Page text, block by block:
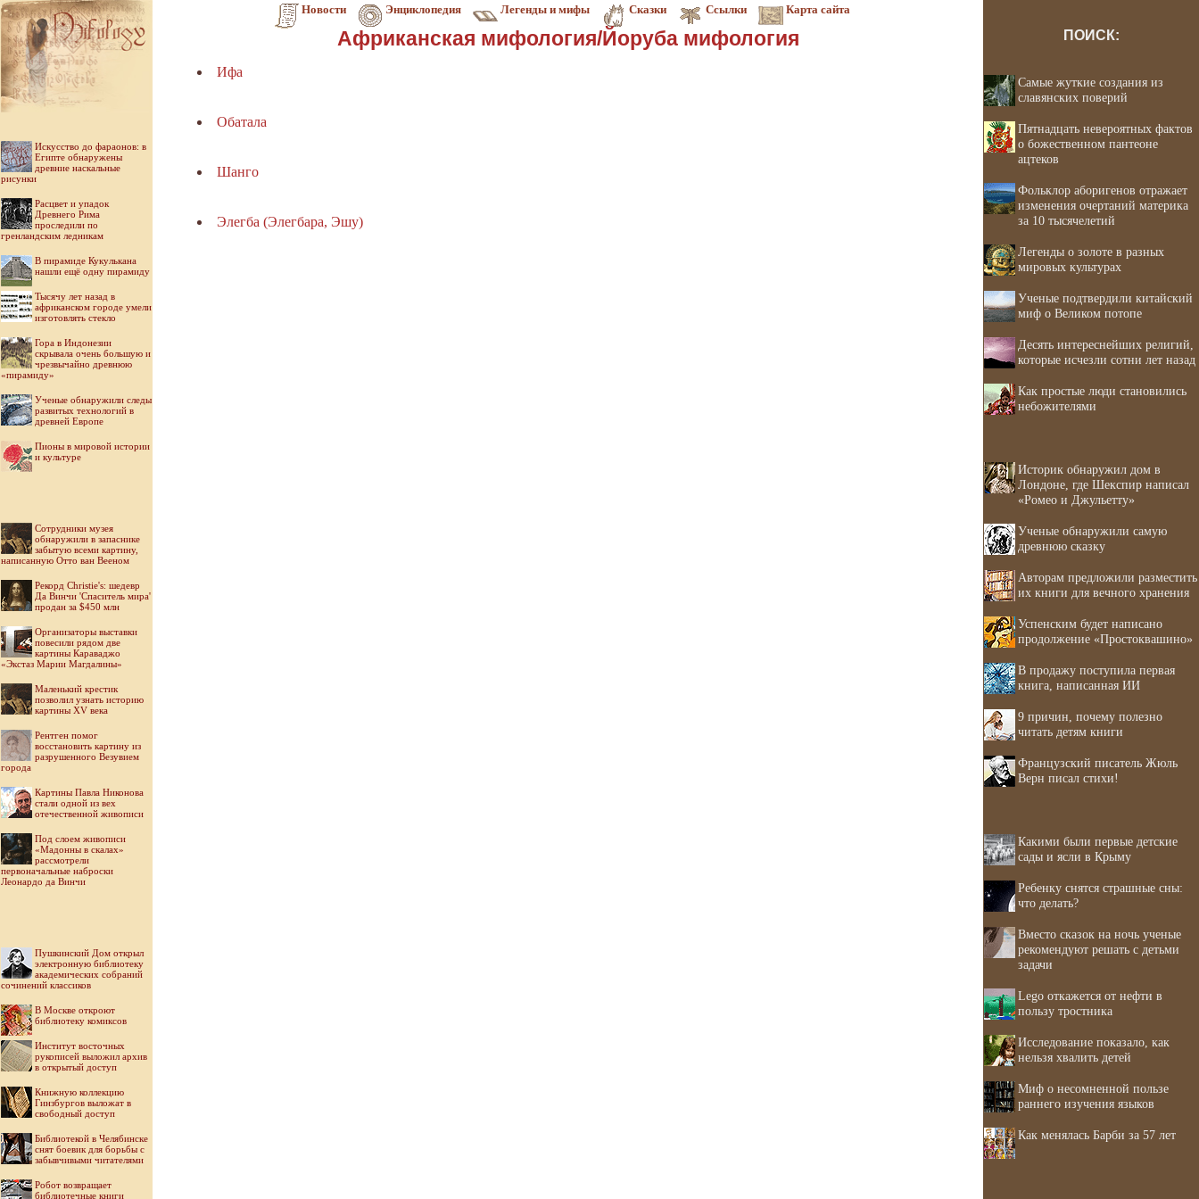
Новости Энциклопедия Легенды и мифы Сказки Ссылки Карта сайта
Искусство до фараонов: в
Египте обнаружены
древние наскальные
рисунки
Расцвет и упадок
Древнего Рима
проследили по
гренландским ледникам
В пирамиде Кукулькана
нашли ещё одну пирамиду
Тысячу лет назад в
африканском городе умели
изготовлять стекло
Гора в Индонезии
скрывала очень большую и
чрезвычайно древнюю
«пирамиду»
Ученые обнаружили следы
развитых технологий в
древней Европе
Пионы в мировой истории
и культуре
Cотрудники музея
обнаружили в запаснике
забытую всеми картину,
написанную Отто ван Вееном
Рекорд Christie's: шедевр
Да Винчи 'Спаситель мира'
продан за $450 млн
Организаторы выставки
повесили рядом две
картины Караваджо
«Экстаз Марии Магдалины»
Маленький крестик
позволил узнать историю
картины XV века
Рентген помог
восстановить картину из
разрушенного Везувием
города
Картины Павла Никонова
стали одной из вех
отечественной живописи
Под слоем живописи
«Мадонны в скалах»
рассмотрели
первоначальные наброски
Леонардо да Винчи
Пушкинский Дом открыл
электронную библиотеку
академических собраний
сочинений классиков
В Москве откроют
библиотеку комиксов
Институт восточных
рукописей выложил архив
в открытый доступ
Книжную коллекцию
Гинзбургов выложат в
свободный доступ
Библиотекой в Челябинске
снят боевик для борьбы с
забывчивыми читателями
Робот возвращает
библиотечные книги
Африканская мифология/Йоруба мифология
Ифа
Обатала
Шанго
Элегба (Элегбара, Эшу)
ПОИСК:
Самые жуткие создания из
славянских поверий
Пятнадцать невероятных фактов
о божественном пантеоне
ацтеков
Фольклор аборигенов отражает
изменения очертаний материка
за 10 тысячелетий
Легенды о золоте в разных
мировых культурах
Ученые подтвердили китайский
миф о Великом потопе
Десять интереснейших религий,
которые исчезли сотни лет назад
Как простые люди становились
небожителями
Историк обнаружил дом в
Лондоне, где Шекспир написал
«Ромео и Джульетту»
Ученые обнаружили самую
древнюю сказку
Авторам предложили разместить
их книги для вечного хранения
Успенским будет написано
продолжение «Простоквашино»
В продажу поступила первая
книга, написанная ИИ
9 причин, почему полезно
читать детям книги
Французский писатель Жюль
Верн писал стихи!
Какими были первые детские
сады и ясли в Крыму
Ребенку снятся страшные сны:
что делать?
Вместо сказок на ночь ученые
рекомендуют решать с детьми
задачи
Lego откажется от нефти в
пользу тростника
Исследование показало, как
нельзя хвалить детей
Миф о несомненной пользе
раннего изучения языков
Как менялась Барби за 57 лет